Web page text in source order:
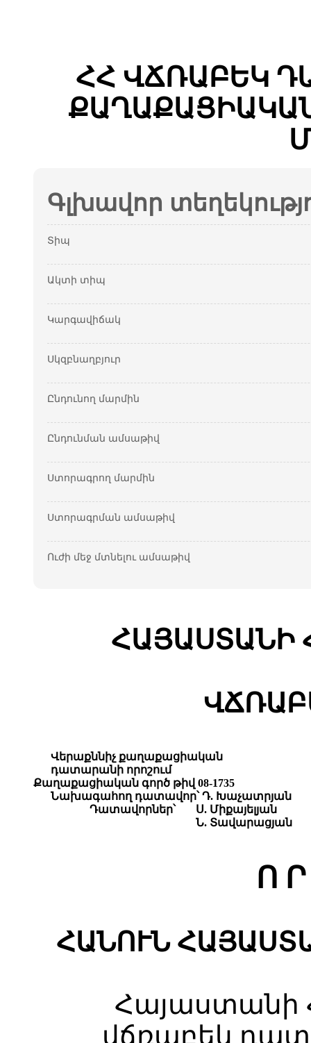
ՀՀ ՎՃՌԱԲԵԿ
ՔԱՂԱՔԱՑԻԱԿԱՆ
Գլխավոր
Տիպ
Ակտի տիպ
Կարգավիճակ
Սկզբնաղբյուր
Ընդունող մարմին
Ընդունման ամսաթիվ
Ստորագրող մարմին
Ստորագրման ամսաթիվ
Ուժի մեջ մտնելու ամսաթիվ
ՀԱՅԱՍՏԱՆԻ
Վերաքննիչ քաղաքացիական
դատարանի որոշում
Քաղաքացիական գործ թիվ 08-1735
Նախագահող դատավոր՝ Դ. Խաչատրյան
Դատավորներ՝
Ս. Միքայելյան
Ն. Տավարացյան
Ո
ՀԱՆՈՒՆ
Հայաստանի
վճռաբեկ